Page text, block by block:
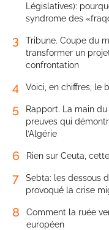
Législatives):
syndrome des
3
Tribune. Coupe du
transformer un
confrontation
4 Voici, en chiffres, le
5
Rapport. La main
preuves qui
l’Algérie
6 Rien sur Ceuta,
7
Sebta: les dessous
provoqué la crise
8
Comment la ruée
européen